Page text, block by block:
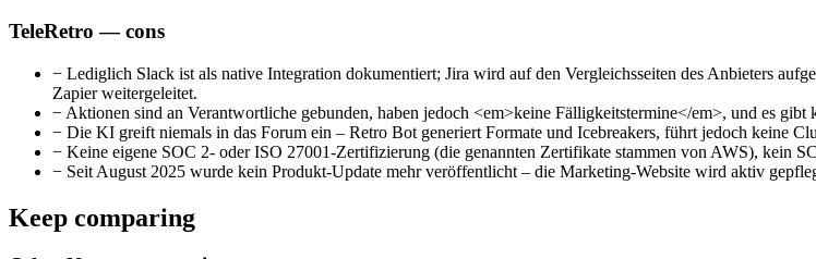
TeleRetro — cons
− Lediglich Slack ist als native Integration dokumentiert; Jira wird auf den Vergleichsseiten des Anbieters
Zapier weitergeleitet.
− Aktionen sind an Verantwortliche gebunden, haben jedoch <em>keine Fälligkeitstermine</em>, und es
− Die KI greift niemals in das Forum ein – Retro Bot generiert Formate und Icebreakers, führt jedoch keine
− Keine eigene SOC 2- oder ISO 27001-Zertifizierung (die genannten Zertifikate stammen von AWS), kein
− Seit August 2025 wurde kein Produkt-Update mehr veröffentlicht – die Marketing-Website wird aktiv
Keep comparing